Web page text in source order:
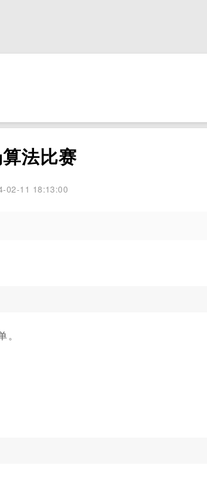
法比赛
02-11 18:13:00